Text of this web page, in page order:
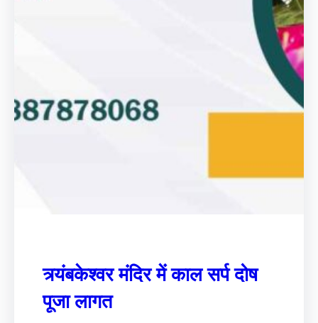
त्र्यंबकेश्वर मंदिर में काल सर्प दोष
पूजा लागत